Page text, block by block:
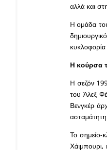
αλλά και
Η ομάδα
Η κούρσα
Η σεζόν
του Άλεξ
Βενγκέρ
Το σημείο-